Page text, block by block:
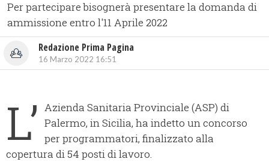
Per partecipare bisognerà presentare la domanda di
ammissione entro l'11 Aprile 2022
Redazione Prima Pagina
16 Marzo 2022 16:51
L’ Azienda Sanitaria Provinciale (ASP) di
Palermo, in Sicilia, ha indetto un concorso
per programmatori, finalizzato alla
copertura di 54 posti di lavoro.